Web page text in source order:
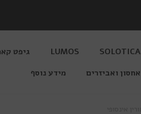
SOLOTICA
LUMOS גיפט
אחסון ואביזרים
מידע נוסף